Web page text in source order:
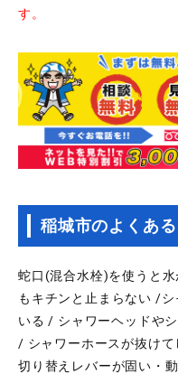
す。
稲城市のよくあ
蛇口(混合水栓)を使うと
もキチンと止まらない /
いる / シャワーヘッドや
/ シャワーホースが抜け
切り替えレバーが固い・